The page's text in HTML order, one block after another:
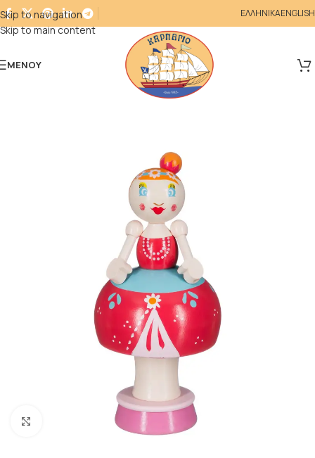
Skip to navigation
Skip to main content
ΕΛΛΗΝΙΚΑENGLISH
ΜΕΝΟΎ
Κάντε κλικ για μεγέθυνση